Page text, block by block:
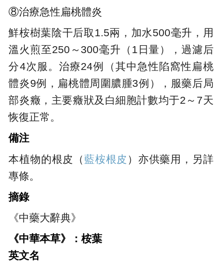
⑧治療急性扁桃體炎
鮮桉樹葉陰干后取1.5兩，加水500毫升，用
溫火煎至250～300毫升（1日量），過濾后
分4次服。治療24例（其中急性陷窩性扁桃
體炎9例，扁桃體周圍膿腫3例），服藥后局
部炎癥，主要癥狀及白細胞計數均于2～7天
恢復正常。
備注
本植物的根皮（藍桉根皮 ）亦供藥用，另詳
專條。
摘錄
《中藥大辭典》
《中華本草》：桉葉
英文名